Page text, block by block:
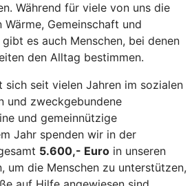
Während für viele von uns die
Gemeinschaft und
es auch Menschen, bei denen
den Alltag bestimmen.
sich seit vielen Jahren im sozialen
und zweckgebundene
und gemeinnützige
Jahr spenden wir in der
5.600,- Euro in unseren
um die Menschen zu unterstützen,